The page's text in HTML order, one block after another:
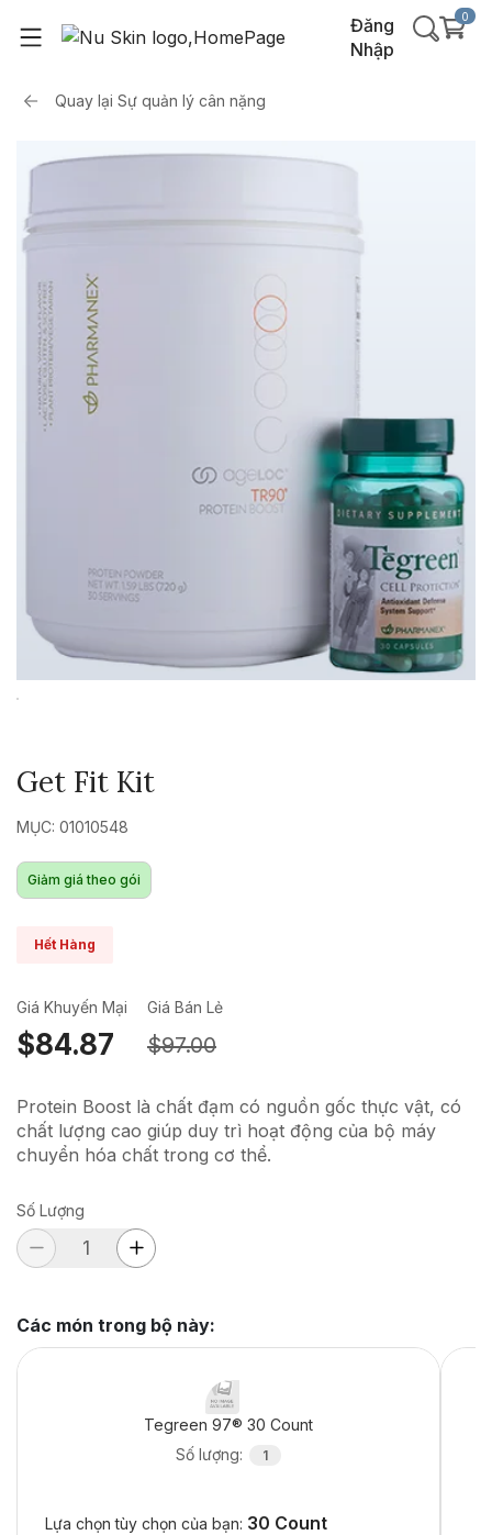
Đăng
Nhập
0
Quay lại Sự quản lý cân nặng
Get Fit Kit
MỤC: 01010548
Giảm giá theo gói
Hết Hàng
Giá Khuyến Mại
$84.87
Giá Bán Lẻ
$97.00
Protein Boost là chất đạm có nguồn gốc thực vật, có
chất lượng cao giúp duy trì hoạt động của bộ máy
chuyển hóa chất trong cơ thể.
Số Lượng
Các món trong bộ này:
Tegreen 97® 30 Count
Số lượng: 1
Lựa chọn tùy chọn của bạn: 30 Count